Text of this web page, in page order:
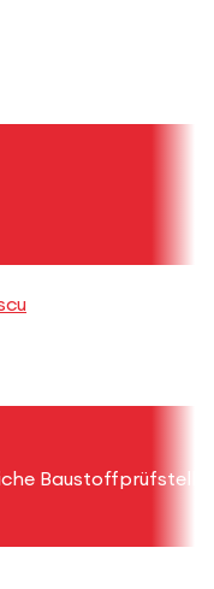
Baustoffprüfstelle